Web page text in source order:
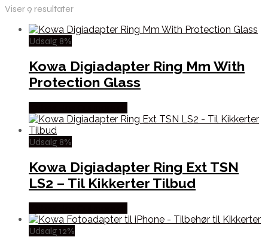
Viser 9 resultater
Udsalg 8%
Kowa Digiadapter Ring Mm With
Protection Glass
Udsalg 8%
Kowa Digiadapter Ring Ext TSN
LS2 – Til Kikkerter Tilbud
Udsalg 12%